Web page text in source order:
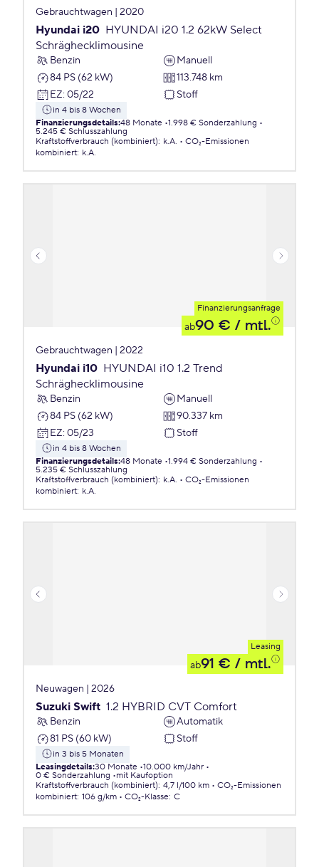
Gebrauchtwagen | 2020
Hyundai i20 HYUNDAI i20 1.2 62kW Select
Schräghecklimousine
Benzin
Manuell
84 PS (62 kW)
113.748 km
EZ: 05/22 Stoff
in 4 bis 8 Wochen
Finanzierungsdetails:48 Monate 1.998 € Sonderzahlung
5.245 € Schlusszahlung
Kraftstoffverbrauch (kombiniert): k.A.
CO₂-Emissionen
kombiniert: k.A.
Finanzierungsanfrage
ab90 € / mtl.
Gebrauchtwagen | 2022
Hyundai i10 HYUNDAI i10 1.2 Trend
Schräghecklimousine
Benzin
Manuell
84 PS (62 kW)
90.337 km
EZ: 05/23 Stoff
in 4 bis 8 Wochen
Finanzierungsdetails:48 Monate 1.994 € Sonderzahlung
5.235 € Schlusszahlung
Kraftstoffverbrauch (kombiniert): k.A.
CO₂-Emissionen
kombiniert: k.A.
Leasing
ab91 € / mtl.
Neuwagen | 2026
Suzuki Swift 1.2 HYBRID CVT Comfort
Benzin
Automatik
81 PS (60 kW)
Stoff
in 3 bis 5 Monaten
Leasingdetails:30 Monate 10.000 km/Jahr
0 € Sonderzahlung
mit Kaufoption
Kraftstoffverbrauch (kombiniert): 4,7 l/100 km
CO₂-Emissionen
kombiniert: 106 g/km CO₂-Klasse: C